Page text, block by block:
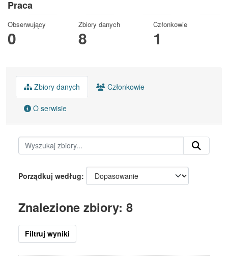
Praca
Obserwujący
0
Zbiory danych
8
Członkowie
1
Zbiory danych Członkowie
O serwisie
Porządkuj według
Znalezione zbiory: 8
Filtruj wyniki